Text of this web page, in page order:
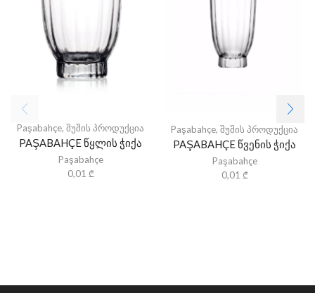
Paşabahçe, შუშის პროდუქცია
PAŞABAHÇE წყლის ჭიქა
Paşabahçe
0,01 ₾
Paşabahçe, შუშის პროდუქცია
PAŞABAHÇE წვენის ჭიქა
Paşabahçe
0,01 ₾